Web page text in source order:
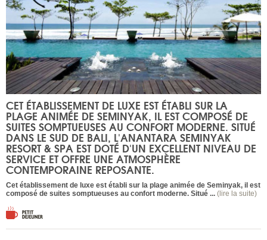
CET ÉTABLISSEMENT DE LUXE EST ÉTABLI SUR LA
PLAGE ANIMÉE DE SEMINYAK, IL EST COMPOSÉ DE
SUITES SOMPTUEUSES AU CONFORT MODERNE. SITUÉ
DANS LE SUD DE BALI, L'ANANTARA SEMINYAK
RESORT & SPA EST DOTÉ D'UN EXCELLENT NIVEAU DE
SERVICE ET OFFRE UNE ATMOSPHÈRE
CONTEMPORAINE REPOSANTE.
Cet établissement de luxe est établi sur la plage animée de Seminyak, il est
composé de suites somptueuses au confort moderne. Situé ... (lire la suite)